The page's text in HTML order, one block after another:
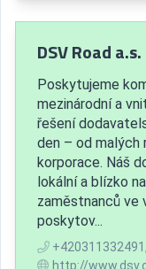
DSV Road a.s.
Poskytujeme
mezinárodní a
řešení
den – od malých
korporace. Náš
lokální a blízko
zaměstnanců ve
poskytov...
http://